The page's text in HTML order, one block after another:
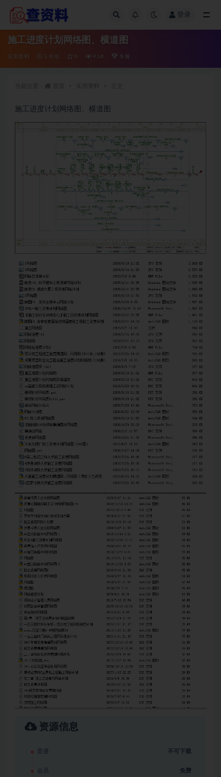
登录
施工进度计划网络图、横道图
实用资料 5 年前 0 9.5K 专属
施工进度计划网络图、横道图
资源信息
普通 不可下载
会员 免费